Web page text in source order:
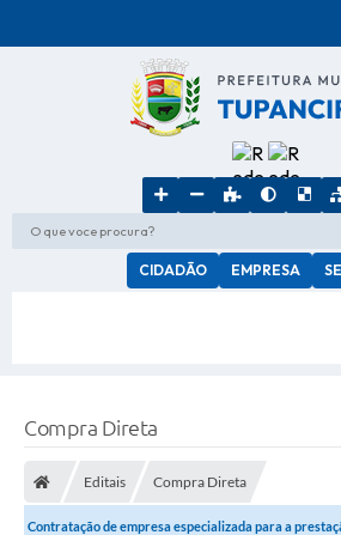
O que voce procura?
CIDADÃO EMPRESA
Compra Direta
Editais Compra Direta
Contratação de empresa especializada para a